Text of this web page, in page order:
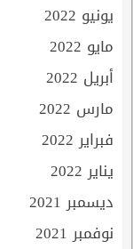
يونيو 2022
مايو 2022
أبريل 2022
مارس 2022
فبراير 2022
يناير 2022
ديسمبر 2021
نوفمبر 2021